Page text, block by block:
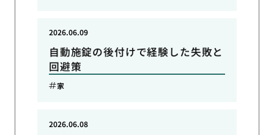
自動施錠の後付けで経験した失敗と
回避策
2026.06.09
家
2026.06.08